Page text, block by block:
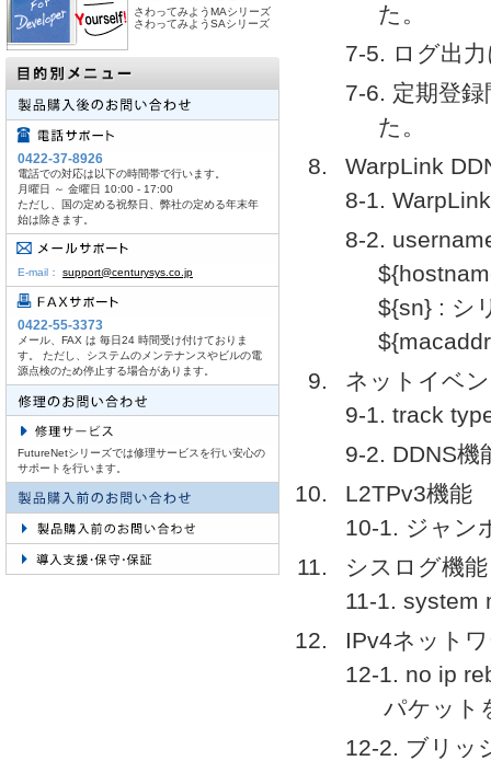
た。
7-5. ログ出
7-6. 定期登
た。
WarpLink
8-1.
8-2.
${sn} : シ
ネットイベ
9-1. track
9-2. DDNS
L2TPv3機能
10-1. ジャン
シスログ機能
11-1. system
IPv4ネット
12-1. no ip
パケット
12-2. ブリッ
さわってみようMAシリーズ
さわってみようSAシリーズ
0422-37-8926
電話での対応は以下の時間帯で行います。
月曜日 ～ 金曜日 10:00 - 17:00
ただし、国の定める祝祭日、弊社の定める年末年
始は除きます。
E-mail： support@centurysys.co.jp
0422-55-3373
メール、FAX は 毎日24 時間受け付けておりま
す。 ただし、システムのメンテナンスやビルの電
源点検のため停止する場合があります。
FutureNetシリーズでは修理サービスを行い安心の
サポートを行います。